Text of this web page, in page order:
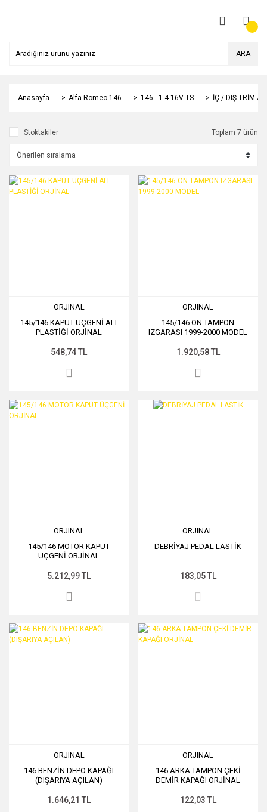
ARA
Anasayfa Alfa Romeo 146 146 - 1.4 16V TS İÇ / DIŞ TRİM
Stoktakiler Toplam 7 ürün
ORJINAL
145/146 KAPUT ÜÇGENİ ALT
PLASTİĞİ ORJİNAL
548,74 TL
ORJINAL
145/146 ÖN TAMPON
IZGARASI 1999-2000 MODEL
1.920,58 TL
ORJINAL
145/146 MOTOR KAPUT
ÜÇGENİ ORJİNAL
5.212,99 TL
ORJINAL
DEBRİYAJ PEDAL LASTİK
183,05 TL
ORJINAL
146 BENZİN DEPO KAPAĞI
(DIŞARIYA AÇILAN)
1.646,21 TL
ORJINAL
146 ARKA TAMPON ÇEKİ
DEMİR KAPAĞI ORJİNAL
122,03 TL